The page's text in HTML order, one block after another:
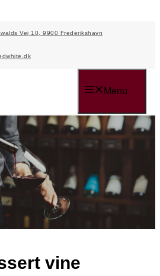
Vej 10, 9900 Frederikshavn
Menu
vine